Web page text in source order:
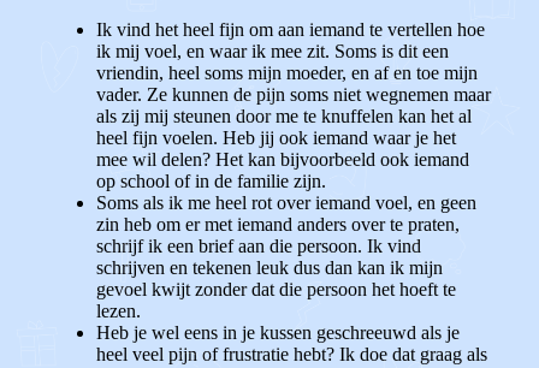
Ik vind het heel fijn om aan iemand te vertellen hoe
ik mij voel, en waar ik mee zit. Soms is dit een
vriendin, heel soms mijn moeder, en af en toe mijn
vader. Ze kunnen de pijn soms niet wegnemen maar
als zij mij steunen door me te knuffelen kan het al
heel fijn voelen. Heb jij ook iemand waar je het
mee wil delen? Het kan bijvoorbeeld ook iemand
op school of in de familie zijn.
Soms als ik me heel rot over iemand voel, en geen
zin heb om er met iemand anders over te praten,
schrijf ik een brief aan die persoon. Ik vind
schrijven en tekenen leuk dus dan kan ik mijn
gevoel kwijt zonder dat die persoon het hoeft te
lezen.
Heb je wel eens in je kussen geschreeuwd als je
heel veel pijn of frustratie hebt? Ik doe dat graag als